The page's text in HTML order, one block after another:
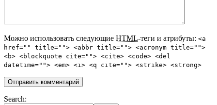
Можно использовать следующие HTML-теги и атрибуты: <a
href="" title=""> <abbr title=""> <acronym title="">
<b> <blockquote cite=""> <cite> <code> <del
datetime=""> <em> <i> <q cite=""> <strike> <strong>
Search: